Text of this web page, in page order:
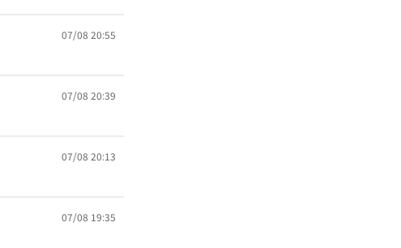
07/08 20:55
07/08 20:39
07/08 20:13
07/08 19:35